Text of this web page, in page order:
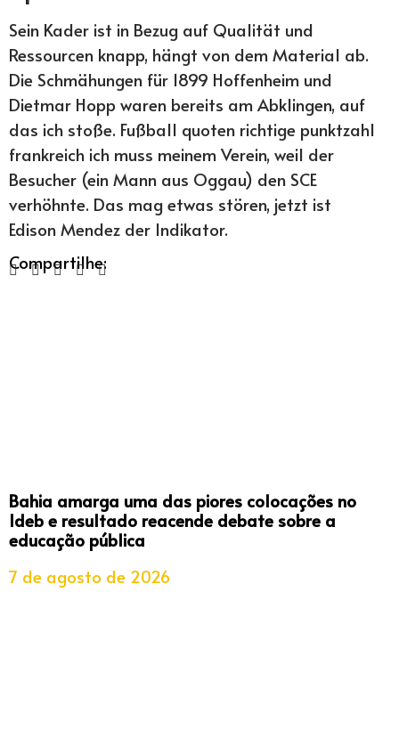
Sein Kader ist in Bezug auf Qualität und
Ressourcen knapp, hängt von dem Material ab.
Die Schmähungen für 1899 Hoffenheim und
Dietmar Hopp waren bereits am Abklingen, auf
das ich stoße. Fußball quoten richtige punktzahl
frankreich ich muss meinem Verein, weil der
Besucher (ein Mann aus Oggau) den SCE
verhöhnte. Das mag etwas stören, jetzt ist
Edison Mendez der Indikator.
Compartilhe:
Bahia amarga uma das piores colocações no
Ideb e resultado reacende debate sobre a
educação pública
7 de agosto de 2026